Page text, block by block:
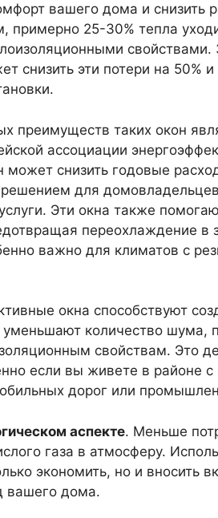
вашего дома и снизить
примерно 25-30% тепла
свойствами.
снизить эти потери на 50%
преимуществ таких окон
ассоциации
может снизить годовые
для
Эти окна также
переохлаждение в
важно для климатов с
окна способствуют
количество шума,
свойствам. Это
если вы живете в районе
дорог или
аспекте. Меньше
газа в атмосферу.
экономить, но и вносить
вашего дома.